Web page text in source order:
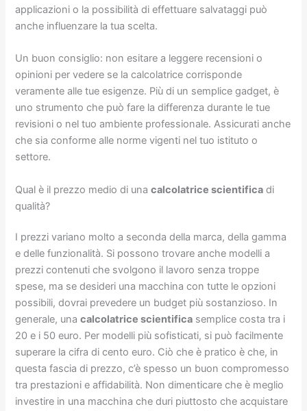
applicazioni o la possibilità di effettuare salvataggi può
anche influenzare la tua scelta.
Un buon consiglio: non esitare a leggere recensioni o
opinioni per vedere se la calcolatrice corrisponde
veramente alle tue esigenze. Più di un semplice gadget, è
uno strumento che può fare la differenza durante le tue
revisioni o nel tuo ambiente professionale. Assicurati anche
che sia conforme alle norme vigenti nel tuo istituto o
settore.
Qual è il prezzo medio di unacalcolatrice scientifica di
qualità?
I prezzi variano molto a seconda della marca, della gamma
e delle funzionalità. Si possono trovare anche modelli a
prezzi contenuti che svolgono il lavoro senza troppe
spese, ma se desideri una macchina con tutte le opzioni
possibili, dovrai prevedere un budget più sostanzioso. In
generale, unacalcolatrice scientifica semplice costa tra i
20 e i 50 euro. Per modelli più sofisticati, si può facilmente
superare la cifra di cento euro. Ciò che è pratico è che, in
questa fascia di prezzo, c’è spesso un buon compromesso
tra prestazioni e affidabilità. Non dimenticare che è meglio
investire in una macchina che duri piuttosto che acquistare